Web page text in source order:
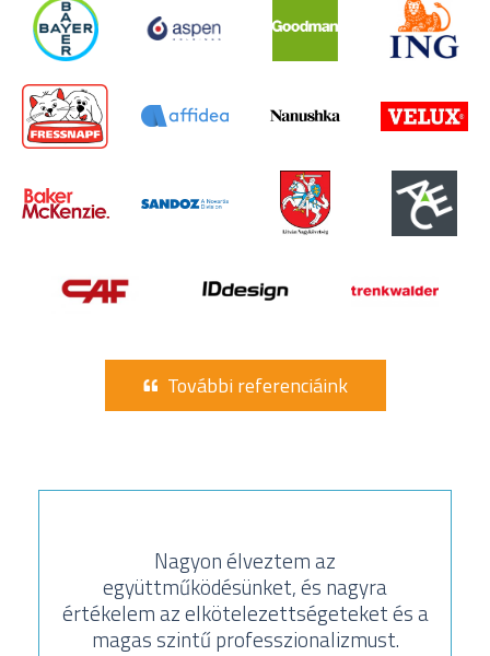
További referenciáink
Nagyon élveztem az
együttműködésünket, és nagyra
értékelem az elkötelezettségeteket és a
magas szintű professzionalizmust.